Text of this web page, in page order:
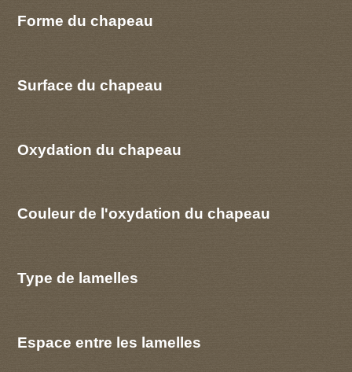
Forme du chapeau
Surface du chapeau
Oxydation du chapeau
Couleur de l'oxydation du chapeau
Type de lamelles
Espace entre les lamelles